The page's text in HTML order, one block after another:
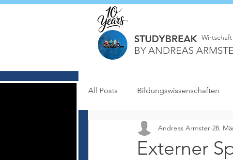
STUDYBREAK
BY ANDREAS
All Posts Bildungswissenschaften
Externer
Andreas Armster 28.